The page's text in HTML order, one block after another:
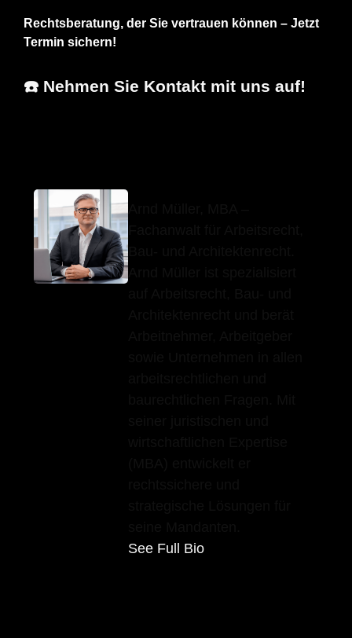
Rechtsberatung, der Sie vertrauen können – Jetzt
Termin sichern!
☎️ Nehmen Sie Kontakt mit uns auf!
See Full Bio